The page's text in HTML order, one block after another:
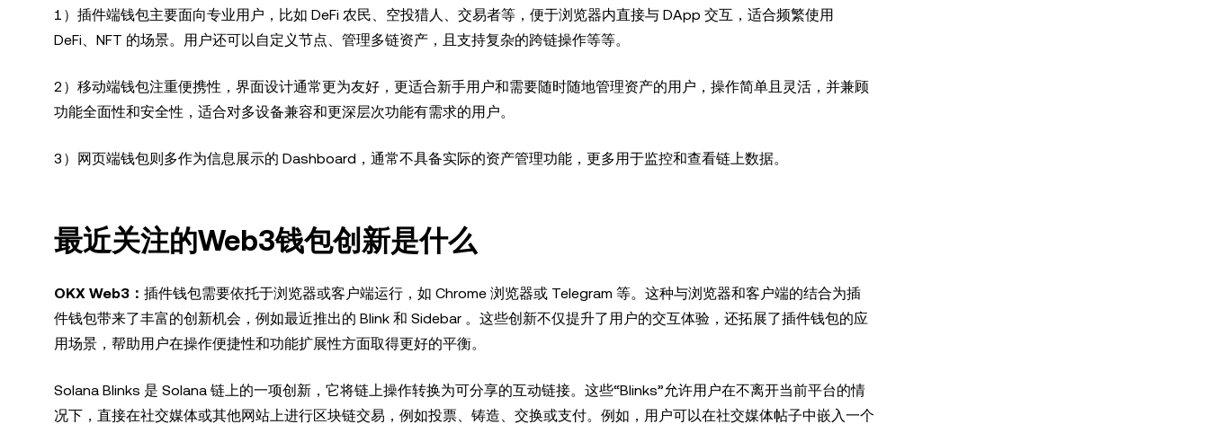
1）插件端钱包主要面向专业用户，比如 DeFi 农民、空投猎人、交易者等，便于浏览器内直接与 DApp 交互，适合频繁使用
DeFi、NFT 的场景。用户还可以自定义节点、管理多链资产，且支持复杂的跨链操作等等。
2）移动端钱包注重便携性，界面设计通常更为友好，更适合新手用户和需要随时随地管理资产的用户，操作简单且灵活，并兼顾
功能全面性和安全性，适合对多设备兼容和更深层次功能有需求的用户。
3）网页端钱包则多作为信息展示的 Dashboard，通常不具备实际的资产管理功能，更多用于监控和查看链上数据。
最近关注的Web3钱包创新是什么
OKX Web3： 插件钱包需要依托于浏览器或客户端运行，如 Chrome 浏览器或 Telegram 等。这种与浏览器和客户端的结合为插
件钱包带来了丰富的创新机会，例如最近推出的 Blink 和 Sidebar 。这些创新不仅提升了用户的交互体验，还拓展了插件钱包的应
用场景，帮助用户在操作便捷性和功能扩展性方面取得更好的平衡。
Solana Blinks 是 Solana 链上的一项创新，它将链上操作转换为可分享的互动链接。这些“Blinks”允许用户在不离开当前平台的情
况下，直接在社交媒体或其他网站上进行区块链交易，例如投票、铸造、交换或支付。例如，用户可以在社交媒体帖子中嵌入一个